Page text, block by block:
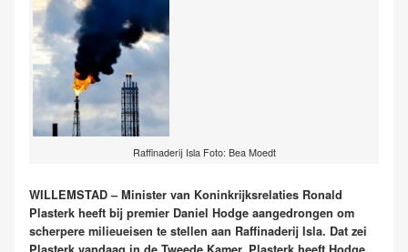
Raffinaderij Isla Foto: Bea Moedt
WILLEMSTAD – Minister van Koninkrijksrelaties Ronald
Plasterk heeft bij premier Daniel Hodge aangedrongen om
scherpere milieueisen te stellen aan Raffinaderij Isla. Dat zei